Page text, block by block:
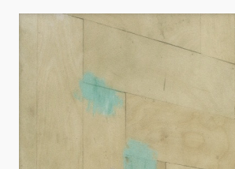
へ
ス
プ